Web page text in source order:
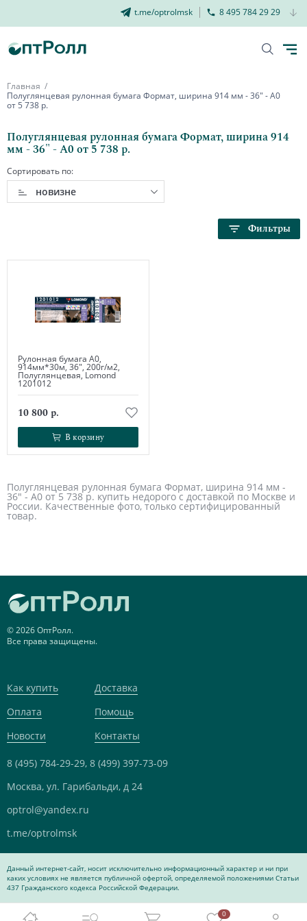
t.me/optrolmsk 8 495 784 29 29
Главная
Полуглянцевая рулонная бумага Формат, ширина 914 мм - 36" - А0
от 5 738 р.
Полуглянцевая рулонная бумага Формат, ширина 914
мм - 36" - А0 от 5 738 р.
Сортировать по:
новизне
Фильтры
Рулонная бумага А0,
914мм*30м, 36", 200г/м2,
Полуглянцевая, Lomond
1201012
10 800 р.
В корзину
В корзину
Полуглянцевая рулонная бумага Формат, ширина 914 мм -
36" - А0 от 5 738 р. купить недорого с доставкой по Москве и
России. Качественные фото, только сертифицированный
товар.
0
© 2026 ОптРолл.
Все права защищены.
Как купить
Доставка
Оплата
Помощь
Новости
Контакты
8 (495) 784-29-29, 8 (499) 397-73-09
Москва, ул. Гарибальди, д 24
optrol@yandex.ru
t.me/optrolmsk
Данный интернет-сайт, носит исключительно информационный характер и ни при
каких условиях не является публичной офертой, определяемой положениями Статьи
437 Гражданского кодекса Российской Федерации.